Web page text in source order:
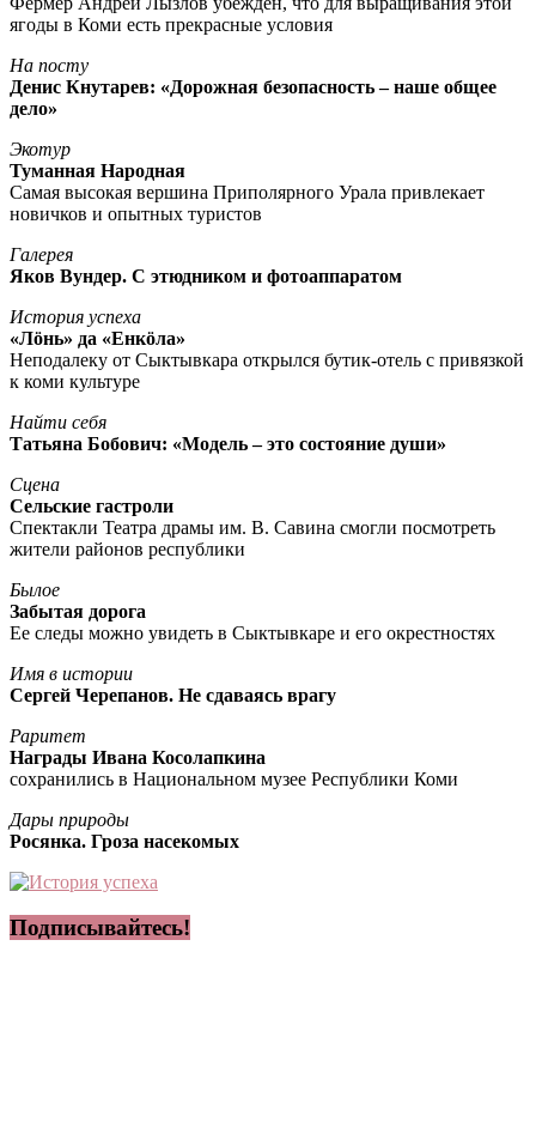
ягоды в Коми есть прекрасные условия
На посту
Денис Кнутарев: «Дорожная безопасность – наше общее
дело»
Экотур
Туманная Народная
Самая высокая вершина Приполярного Урала привлекает
новичков и опытных туристов
Галерея
Яков Вундер. С этюдником и фотоаппаратом
История успеха
«Лöнь» да «Енкöла»
Неподалеку от Сыктывкара открылся бутик-отель с привязкой
к коми культуре
Найти себя
Татьяна Бобович: «Модель – это состояние души»
Сцена
Сельские гастроли
Спектакли Театра драмы им. В. Савина смогли посмотреть
жители районов республики
Былое
Забытая дорога
Ее следы можно увидеть в Сыктывкаре и его окрестностях
Имя в истории
Сергей Черепанов. Не сдаваясь врагу
Раритет
Награды Ивана Косолапкина
сохранились в Национальном музее Республики Коми
Дары природы
Росянка. Гроза насекомых
Подписывайтесь!